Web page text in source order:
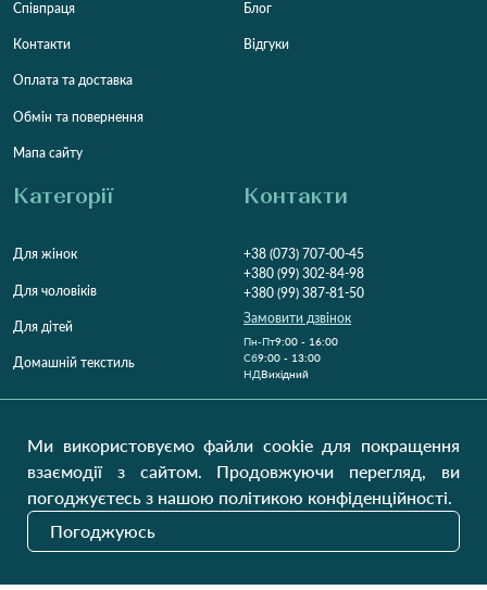
Співпраця
Контакти
Оплата та доставка
Обмін та повернення
Мапа сайту
Блог
Відгуки
Категорії
Для жінок
Для чоловіків
Для дітей
Домашній текстиль
Контакти
+38 (073) 707-00-45
+380 (99) 302-84-98
+380 (99) 387-81-50
Замовити дзвінок
Пн-Пт9:00 - 16:00
Cб9:00 - 13:00
НДВихідний
Наші оновлення
Ми використовуємо файли cookie для покращення
взаємодії з сайтом. Продовжуючи перегляд, ви
погоджуєтесь з нашою політикою конфіденційності.
Погоджуюсь